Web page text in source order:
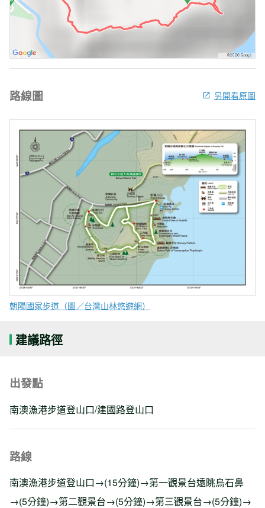
路線圖 另開看原圖
朝陽國家步道（圖／台灣山林悠遊網）
建議路徑
出發點
南澳漁港步道登山口/建國路登山口
路線
南澳漁港步道登山口→(15分鐘)→第一觀景台遠眺烏石鼻
→(5分鐘)→第二觀景台→(5分鐘)→第三觀景台→(5分鐘)→